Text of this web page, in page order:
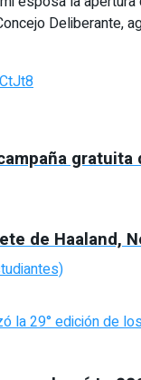
Deliberante,
de Haaland,